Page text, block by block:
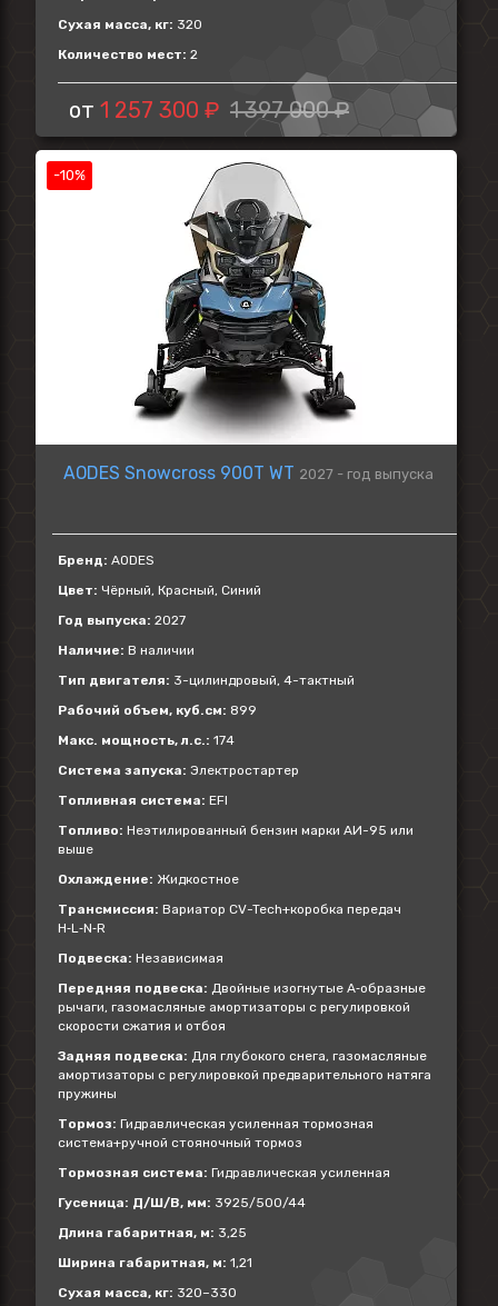
Сухая масса, кг: 320
Количество мест: 2
от 1 257 300 ₽ 1 397 000 ₽
-10%
AODES Snowcross 900T WT 2027 - год выпуска
Бренд: AODES
Цвет: Чёрный, Красный, Синий
Год выпуска: 2027
Наличие: В наличии
Тип двигателя: 3-цилиндровый, 4-тактный
Рабочий объем, куб.см: 899
Макс. мощность, л.с.: 174
Система запуска: Электростартер
Топливная система: EFI
Топливо: Неэтилированный бензин марки АИ-95 или
выше
Охлаждение: Жидкостное
Трансмиссия: Вариатор CV-Tech+коробка передач
H‑L‑N‑R
Подвеска: Независимая
Передняя подвеска: Двойные изогнутые А‑образные
рычаги, газомасляные амортизаторы с регулировкой
скорости сжатия и отбоя
Задняя подвеска: Для глубокого снега, газомасляные
амортизаторы с регулировкой предварительного натяга
пружины
Тормоз: Гидравлическая усиленная тормозная
система+ручной стояночный тормоз
Тормозная система: Гидравлическая усиленная
Гусеница: Д/Ш/В, мм: 3925/500/44
Длина габаритная, м: 3,25
Ширина габаритная, м: 1,21
Сухая масса, кг: 320–330